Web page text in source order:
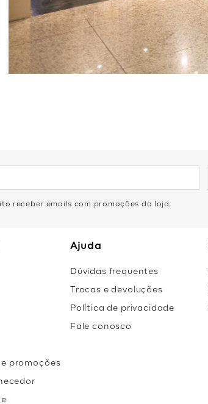
receber emails com promoções da loja
promoções
Ajuda
Dúvidas frequentes
Trocas e devoluções
Política de privacidade
Fale conosco